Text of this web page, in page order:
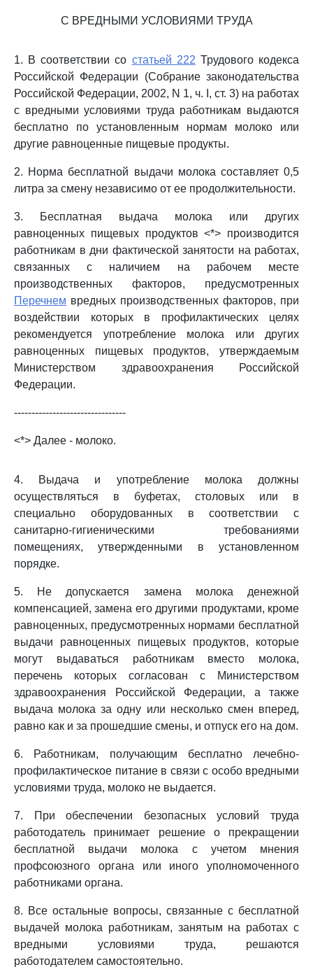
С ВРЕДНЫМИ УСЛОВИЯМИ ТРУДА
1. В соответствии со статьей 222 Трудового кодекса
Российской Федерации (Собрание законодательства
Российской Федерации, 2002, N 1, ч. I, ст. 3) на работах
с вредными условиями труда работникам выдаются
бесплатно по установленным нормам молоко или
другие равноценные пищевые продукты.
2. Норма бесплатной выдачи молока составляет 0,5
литра за смену независимо от ее продолжительности.
3. Бесплатная выдача молока или других
равноценных пищевых продуктов <*> производится
работникам в дни фактической занятости на работах,
связанных с наличием на рабочем месте
производственных факторов, предусмотренных
Перечнем вредных производственных факторов, при
воздействии которых в профилактических целях
рекомендуется употребление молока или других
равноценных пищевых продуктов, утверждаемым
Министерством здравоохранения Российской
Федерации.
--------------------------------
<*> Далее - молоко.
4. Выдача и употребление молока должны
осуществляться в буфетах, столовых или в
специально оборудованных в соответствии с
санитарно-гигиеническими требованиями
помещениях, утвержденными в установленном
порядке.
5. Не допускается замена молока денежной
компенсацией, замена его другими продуктами, кроме
равноценных, предусмотренных нормами бесплатной
выдачи равноценных пищевых продуктов, которые
могут выдаваться работникам вместо молока,
перечень которых согласован с Министерством
здравоохранения Российской Федерации, а также
выдача молока за одну или несколько смен вперед,
равно как и за прошедшие смены, и отпуск его на дом.
6. Работникам, получающим бесплатно лечебно-
профилактическое питание в связи с особо вредными
условиями труда, молоко не выдается.
7. При обеспечении безопасных условий труда
работодатель принимает решение о прекращении
бесплатной выдачи молока с учетом мнения
профсоюзного органа или иного уполномоченного
работниками органа.
8. Все остальные вопросы, связанные с бесплатной
выдачей молока работникам, занятым на работах с
вредными условиями труда, решаются
работодателем самостоятельно.